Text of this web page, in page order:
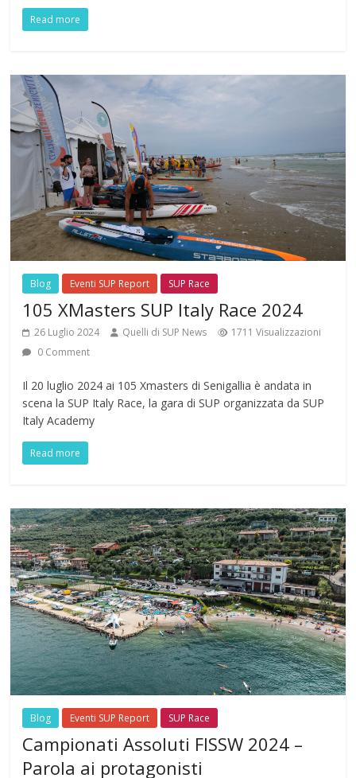
Read more
Blog Eventi SUP Report SUP Race
105 XMasters SUP Italy Race 2024
26 Luglio 2024 Quelli di SUP News
1711 Visualizzazioni
0 Comment
Il 20 luglio 2024 ai 105 Xmasters di Senigallia è andata in
scena la SUP Italy Race, la gara di SUP organizzata da SUP
Italy Academy
Read more
Blog Eventi SUP Report SUP Race
Campionati Assoluti FISSW 2024 –
Parola ai protagonisti